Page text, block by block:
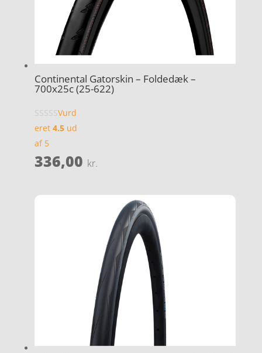
Continental Gatorskin – Foldedæk –
700x25c (25-622)
Vurd
eret 4.5ud
af 5
336,00 kr.